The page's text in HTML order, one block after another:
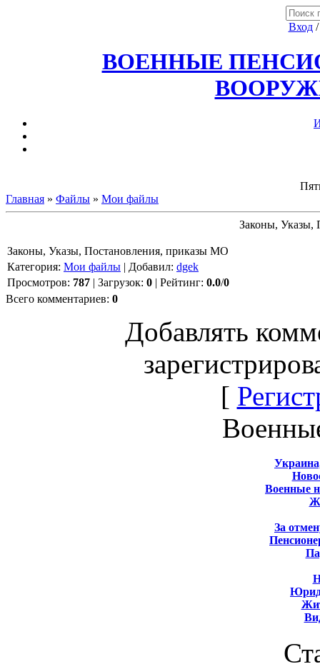
Вход
ВОЕННЫЕ
Главная » Файлы » Мои файлы
Законы, Указы,
Законы, Указы, Постановления, приказы МО
Категория: Мои файлы | Добавил: dgek
Просмотров: 787 | Загрузок: 0 | Рейтинг: 0.0/0
Всего комментариев: 0
Добавлять
[
Военные
За